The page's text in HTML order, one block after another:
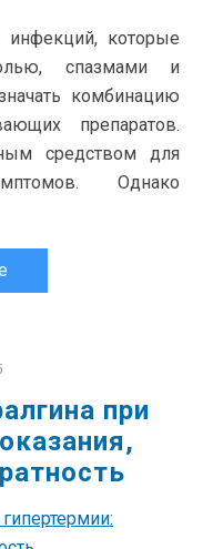
инфекций, которые
спазмами и
комбинацию
препаратов.
средством для
Однако
при